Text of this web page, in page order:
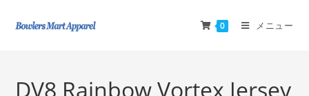
0 メニュー
DV8 Rainbow Vortex Jersey